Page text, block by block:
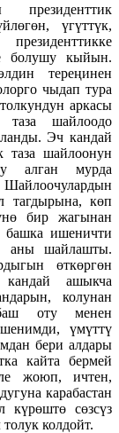
үгүттүк,
болушу кыйын.
тереңинен
чыдап тура
аркасы
шайлоодо
Эч кандай
таза шайлоонун
алган мурда
тагдырына, көп
бир жагынан
башка ишеничти
аны шайлашты.
өткөргөн
кандай ашыкча
колунан
баш оту менен
үмүттү
бери алдары
кайта бермей
жоюп, ичтен,
карабастан
күрөштө сөзсүз
колдойт.